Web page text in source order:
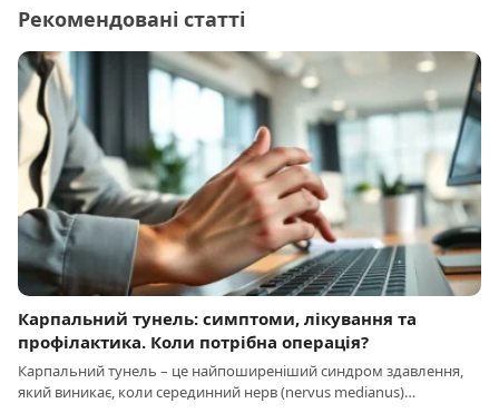
Рекомендовані статті
Карпальний тунель: симптоми, лікування та
профілактика. Коли потрібна операція?
Карпальний тунель – це найпоширеніший синдром здавлення,
який виникає, коли серединний нерв (nervus medianus)…